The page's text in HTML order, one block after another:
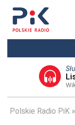
Polskie Radio PiK